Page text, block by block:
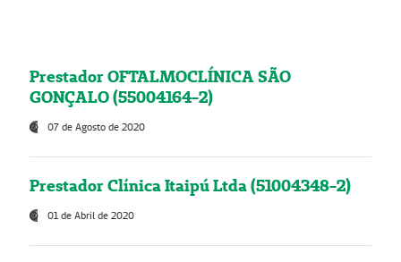
Prestador OFTALMOCLÍNICA SÃO
GONÇALO (55004164-2)
07 de Agosto de 2020
Prestador Clínica Itaipú Ltda (51004348-2)
01 de Abril de 2020